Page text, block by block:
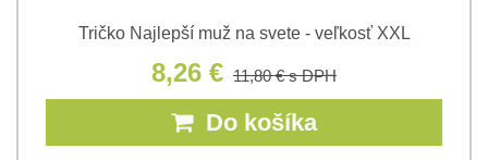
Tričko Najlepší muž na svete - veľkosť XXL
8,26 € 11,80 €s DPH
Do košíka